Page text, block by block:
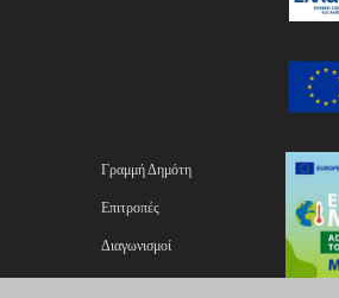
Γραμμή Δημότη
Επιτροπές
Διαγωνισμοί